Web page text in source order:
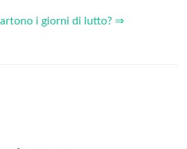
i giorni di lutto? ⇒